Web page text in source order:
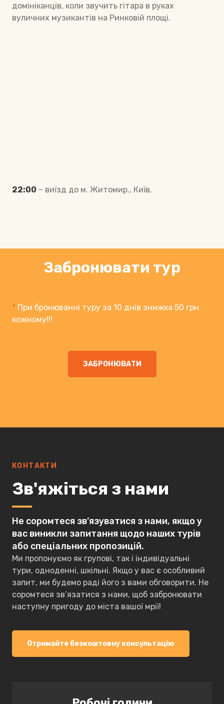
домініканців, коли звучить гітара в руках
вуличних музикантів на Ринковій площі.
22:00 – виїзд до м. Житомир., Київ.
Забронювати тур
* При бронюванні туру за 10 днів знижка 50 грн.
кожному!!!
ЗАБРОНЮВАТИ
КОНТАКТИ
Зв'яжіться з нами
Не соромтеся зв’язуватися з нами, якщо у
вас виникли запитання щодо наших турів
або спеціальних пропозицій.
Ми пропонуємо як групові, так і індивідуальні
тури, одноденні, шкільні. Якщо у вас є особливий
запит, ми будемо раді його з вами обговорити. Не
соромтеся зв’язатися з нами, щоб забронювати
наступну пригоду до міста вашої мрії!
Отримайте безкоштовну консультацію